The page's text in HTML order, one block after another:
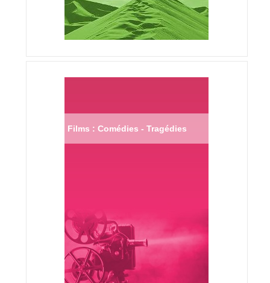
Films : Comédies - Tragédies